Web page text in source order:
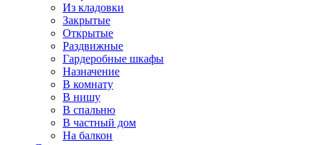
Из кладовки
Закрытые
Открытые
Раздвижные
Гардеробные шкафы
Назначение
В комнату
В нишу
В спальню
В частный дом
На балкон